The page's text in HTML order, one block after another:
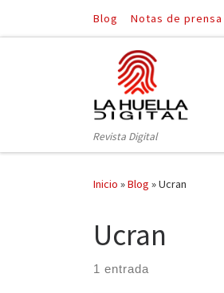
Saltar al contenido
Blog Notas de prensa
Revista Digital
Inicio »Blog »Ucran
Ucran
1 entrada